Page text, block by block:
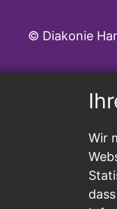
Wir
© Diakonie